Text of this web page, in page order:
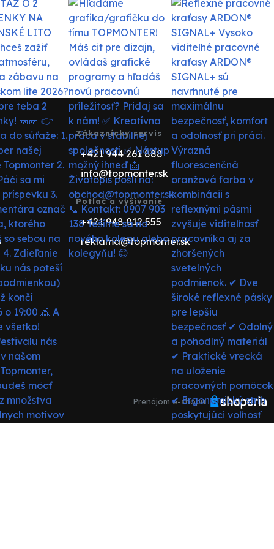
Zákaznícky servis
+421 944 261 888
info@topmonter.sk
Potlač a vyšívanie
+421 948 012 555
reklama@topmonter.sk
Prenájom e-shopu